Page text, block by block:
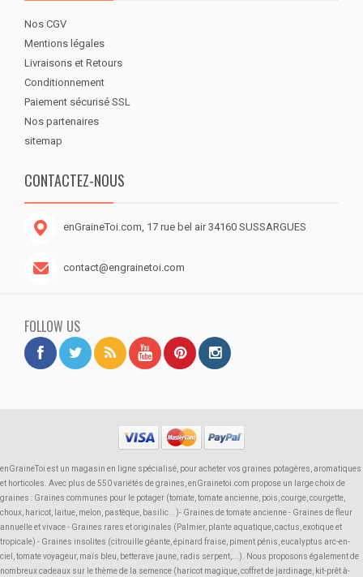
Nos CGV
Mentions légales
Livraisons et Retours
Conditionnement
Paiement sécurisé SSL
Nos partenaires
sitemap
CONTACTEZ-NOUS
enGraineToi.com, 17 rue bel air 34160 SUSSARGUES
contact@engrainetoi.com
FOLLOW US
enGraineToi est un magasin en ligne spécialisé, pour acheter vos graines potagères, aromatiques
et horticoles. Avec plus de 550 variétés de graines, enGrainetoi.com propose un large choix de
graines : Graines communes pour le potager (tomate, tomate ancienne, pois, courge, courgette,
choux, haricot, laitue, melon, pastèque, basilic...)- Graines de tomate ancienne - Graines de fleur
annuelle et vivace - Graines rares et originales (Palmier, plante aquatique, cactus, exotique et
tropicale) - Graines insolites (citrouille géante, épinard fraise, piment pénis, eucalyptus arc-en-
ciel, tomate voyageur, maïs bleu, betterave jaune, radis serpent,...). Nous proposons également de
nombreux cadeaux sur le thème de la semence (haricot magique, coffret de jardinage, kit-prêt à-